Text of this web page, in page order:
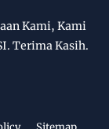
Kami, Kami
Terima Kasih.